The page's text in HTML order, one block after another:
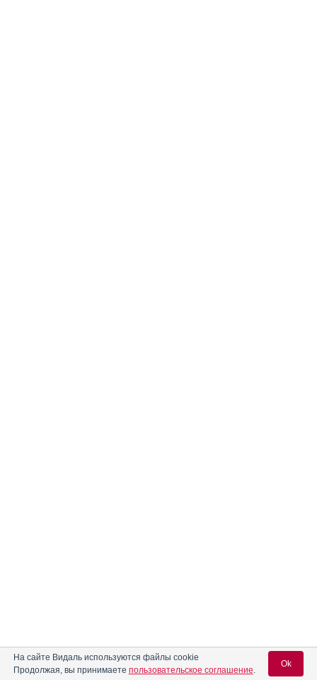
На сайте Видаль используются файлы cookie
Продолжая, вы принимаете пользовательское соглашение.
Ok